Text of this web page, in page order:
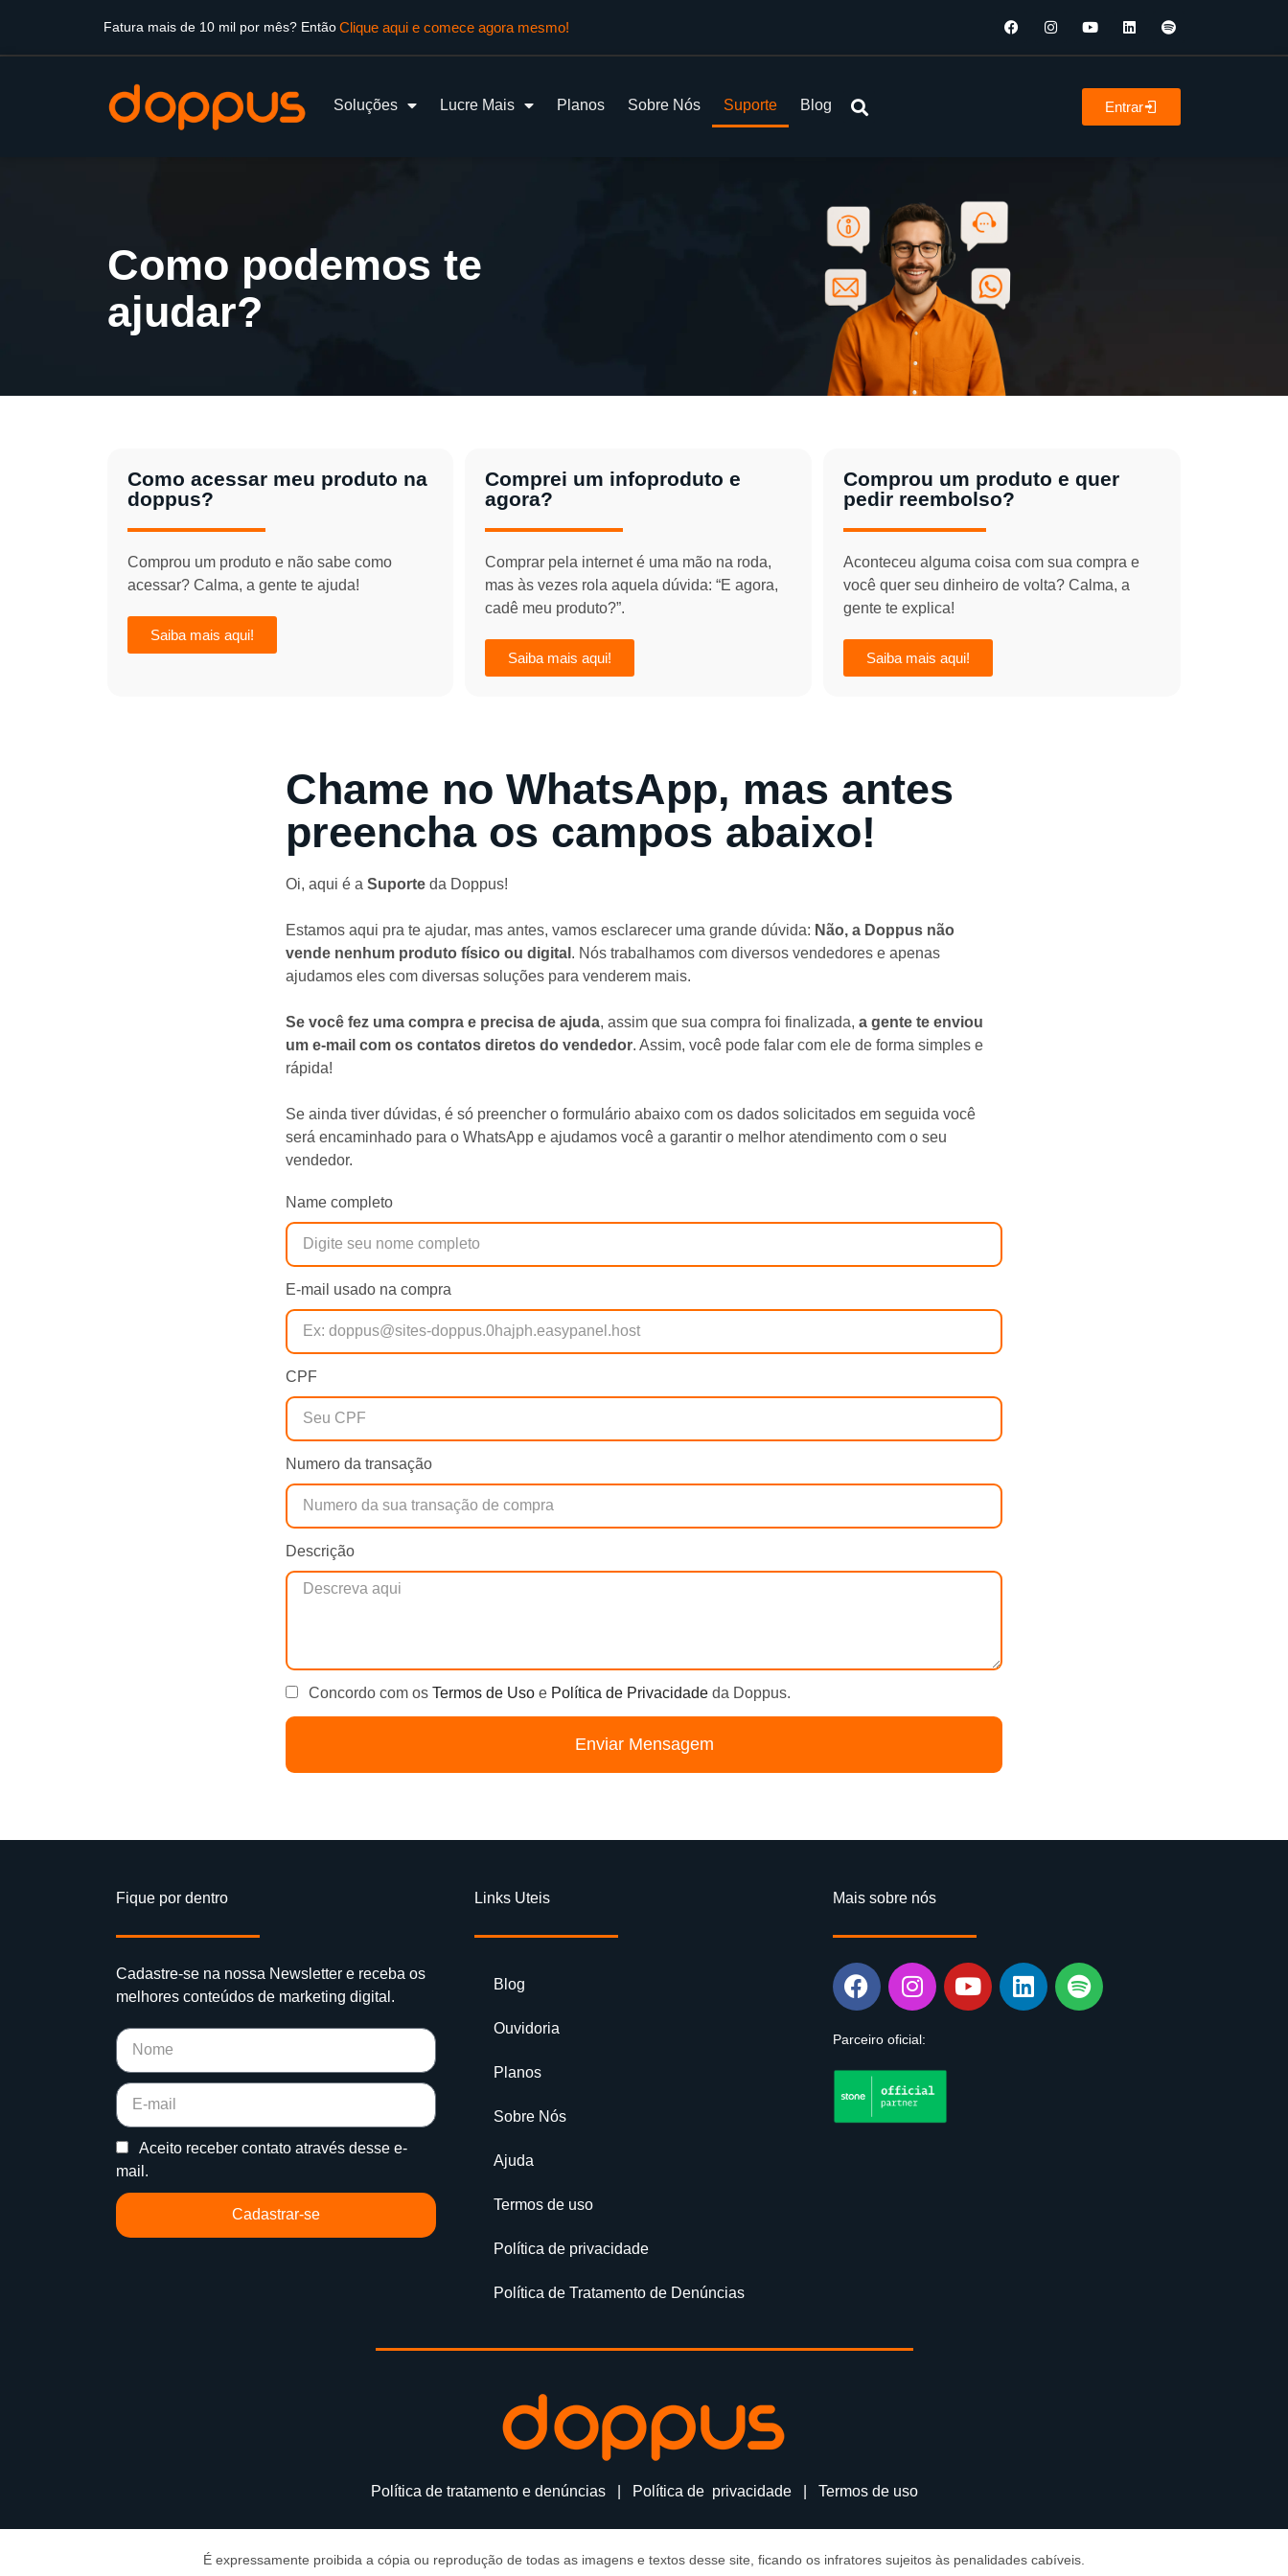
Fatura mais de 10 mil por mês? EntãoClique aqui e comece agora mesmo!
Soluções Lucre Mais Planos Sobre Nós Suporte Blog Entrar
Como podemos te
ajudar?
Como acessar meu produto na
doppus?
Comprou um produto e não sabe como
acessar? Calma, a gente te ajuda!
Saiba mais aqui!
Comprei um infoproduto e
agora?
Comprar pela internet é uma mão na roda,
mas às vezes rola aquela dúvida: “E agora,
cadê meu produto?”.
Saiba mais aqui!
Comprou um produto e quer
pedir reembolso?
Aconteceu alguma coisa com sua compra e
você quer seu dinheiro de volta? Calma, a
gente te explica!
Saiba mais aqui!
Chame no WhatsApp, mas antes
preencha os campos abaixo!
Oi, aqui é a Suporte da Doppus!
Estamos aqui pra te ajudar, mas antes, vamos esclarecer uma grande dúvida: Não, a Doppus não
vende nenhum produto físico ou digital . Nós trabalhamos com diversos vendedores e apenas
ajudamos eles com diversas soluções para venderem mais.
Se você fez uma compra e precisa de ajuda, assim que sua compra foi finalizada, a gente te enviou
um e-mail com os contatos diretos do vendedor. Assim, você pode falar com ele de forma simples e
rápida!
Se ainda tiver dúvidas, é só preencher o formulário abaixo com os dados solicitados em seguida você
será encaminhado para o WhatsApp e ajudamos você a garantir o melhor atendimento com o seu
vendedor.
Name completo
E-mail usado na compra
CPF
Numero da transação
Descrição
Concordo com os Termos de Uso e Política de Privacidade da Doppus.
Enviar Mensagem
Fique por dentro
Cadastre-se na nossa Newsletter e receba os
melhores conteúdos de marketing digital.
Aceito receber contato através desse e-
mail.
Cadastrar-se
Links Uteis
Blog
Ouvidoria
Planos
Sobre Nós
Ajuda
Termos de uso
Política de privacidade
Política de Tratamento de Denúncias
Mais sobre nós
Parceiro oficial:
Política de tratamento e denúncias| Política de privacidade| Termos de uso
É expressamente proibida a cópia ou reprodução de todas as imagens e textos desse site, ficando os infratores sujeitos às penalidades cabíveis.